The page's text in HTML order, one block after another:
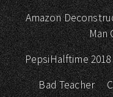
Amazon
Man
PepsiHalftime 2018
Bad Teacher